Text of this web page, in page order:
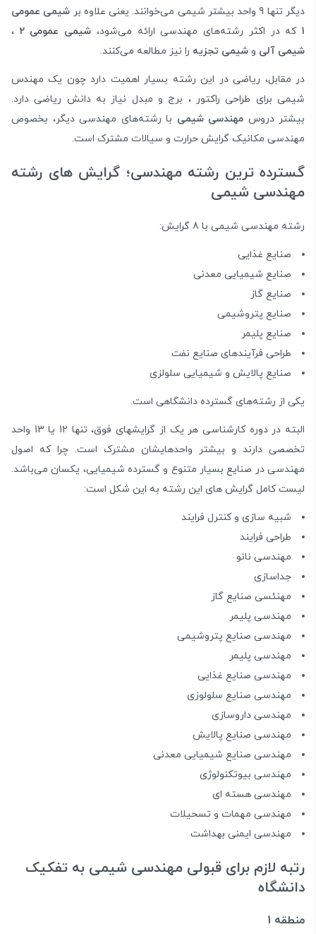
دیگر تنها 9 واحد بیشتر شیمی می‌خوانند. یعنی علاوه بر
شیمی عمومی
1که در اکثر رشته‌های مهندسی ارائه می‌شود، شیمی عمومی 2
،
شیمی آلی و شیمی تجزیه را نیز مطالعه می‌کنند.
در مقابل، ریاضی در این رشته بسیار اهمیت دارد چون یک مهندس
شیمی برای طراحی راکتور ، برج و مبدل نیاز به دانش ریاضی دارد.
بیشتر دروس مهندسی شیمی با رشته‌های مهندسی دیگر، بخصوص
مهندسی مکانیک گرایش حرارت و سیالات مشترک است.
گسترده ترین رشته مهندسی؛ گرایش های رشته
مهندسی شیمی
رشته مهندسی شیمی با 8 گرایش:
صنایع غذایی
صنایع شیمیایی معدنی
صنایع گاز
صنایع پتروشیمی
صنایع پلیمر
طراحی فرآیندهای صنایع نفت
صنایع پالایش و شیمیایی سلولزی
یکی از رشته‌های گسترده دانشگاهی است.
البته در دوره کارشناسی هر یک از گرایشهای فوق، تنها 12 یا 13 واحد
تخصصی دارند و بیشتر واحدهایشان مشترک است. چرا که اصول
مهندسی در صنایع بسیار متنوع و گسترده شیمیایی، یکسان می‌باشد.
لیست کامل گرایش های این رشته به این شکل است:
شبیه سازی و کنترل فرایند
طراحی فرایند
مهندسی نانو
جداسازی
مهنئسی صنایع گاز
مهندسی پلیمر
مهندسی صنایع پتروشیمی
مهندسی پلیمر
مهندسی صنایع غذایی
مهندسی صنایع سلولوزی
مهندسی داروسازی
مهندسی صنایع پالایش
مهندسی صنایع شیمیایی معدنی
مهندسی بیوتکنولوژی
مهندسی هسته ای
مهندسی مهمات و تسحیلات
مهندسی ایمنی بهداشت
رتبه لازم برای قبولی مهندسی شیمی به تفکیک
دانشگاه
منطقه 1